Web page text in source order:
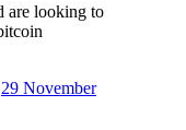
are looking to
29 November